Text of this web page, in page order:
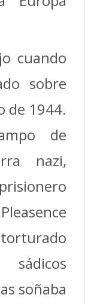
cuando
sobre
de 1944.
de
nazi,
soñaba